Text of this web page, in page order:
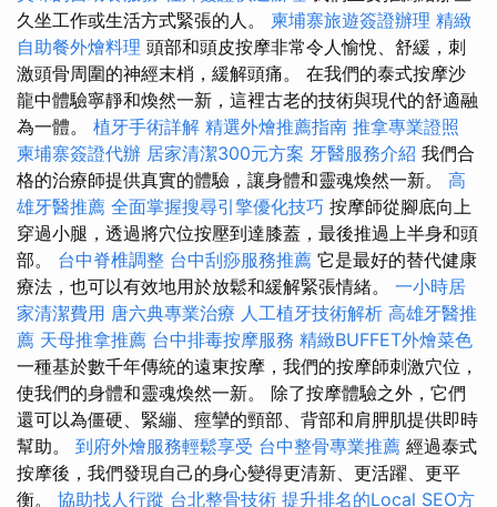
久坐工作或生活方式緊張的人。 柬埔寨旅遊簽證辦理 精緻
自助餐外燴料理 頭部和頭皮按摩非常令人愉悅、舒緩，刺
激頭骨周圍的神經末梢，緩解頭痛。 在我們的泰式按摩沙
龍中體驗寧靜和煥然一新，這裡古老的技術與現代的舒適融
為一體。 植牙手術詳解 精選外燴推薦指南 推拿專業證照
柬埔寨簽證代辦 居家清潔300元方案 牙醫服務介紹 我們合
格的治療師提供真實的體驗，讓身體和靈魂煥然一新。 高
雄牙醫推薦 全面掌握搜尋引擎優化技巧 按摩師從腳底向上
穿過小腿，透過將穴位按壓到達膝蓋，最後推過上半身和頭
部。 台中脊椎調整 台中刮痧服務推薦 它是最好的替代健康
療法，也可以有效地用於放鬆和緩解緊張情緒。 一小時居
家清潔費用 唐六典專業治療 人工植牙技術解析 高雄牙醫推
薦 天母推拿推薦 台中排毒按摩服務 精緻BUFFET外燴菜色
一種基於數千年傳統的遠東按摩，我們的按摩師刺激穴位，
使我們的身體和靈魂煥然一新。 除了按摩體驗之外，它們
還可以為僵硬、緊繃、痙攣的頸部、背部和肩胛肌提供即時
幫助。 到府外燴服務輕鬆享受 台中整骨專業推薦 經過泰式
按摩後，我們發現自己的身心變得更清新、更活躍、更平
衡。 協助找人行蹤 台北整骨技術 提升排名的Local SEO方